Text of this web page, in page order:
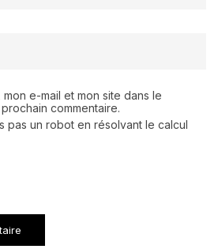
e-mail et mon site dans le
commentaire.
pas un robot en résolvant le calcul